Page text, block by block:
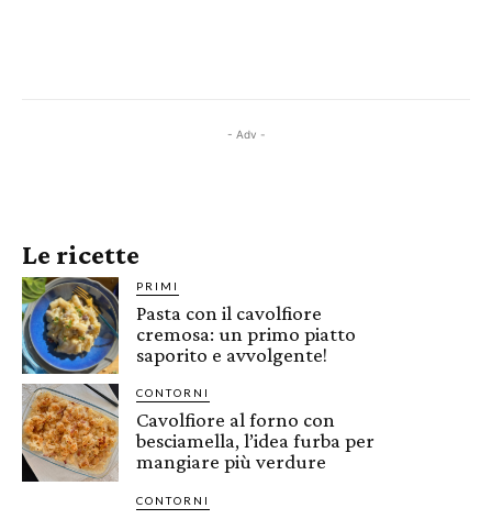
- Adv -
Le ricette
PRIMI
Pasta con il cavolfiore
cremosa: un primo piatto
saporito e avvolgente!
CONTORNI
Cavolfiore al forno con
besciamella, l’idea furba per
mangiare più verdure
CONTORNI